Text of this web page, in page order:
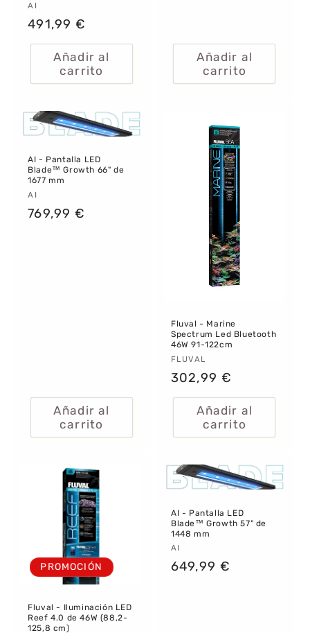
Proveedor:
AI
Precio
habitual
491,99 €
Añadir al
carrito
Añadir al
carrito
AI - Pantalla LED
Blade™ Growth 66" de
1677 mm
Proveedor:
AI
Precio
769,99 €
Añadir al
carrito
Fluval - Marine
Spectrum Led Bluetooth
46W 91-122cm
Proveedor:
FLUVAL
Precio
habitual
302,99 €
Añadir al
carrito
PROMOCIÓN
Fluval - Iluminación LED
Reef 4.0 de 46W (88,2-
125,8 cm)
AI - Pantalla LED
Blade™ Growth 57" de
1448 mm
Proveedor:
AI
Precio
649,99 €